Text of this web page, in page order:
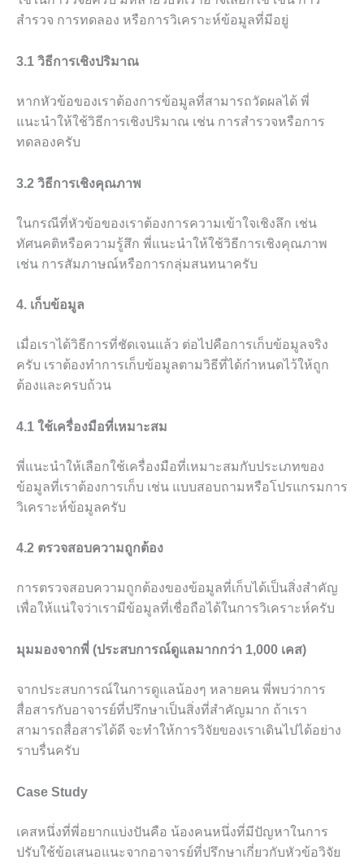
สำรวจ การทดลอง หรือการวิเคราะห์ข้อมูลที่มีอยู่
3.1 วิธีการเชิงปริมาณ
หากหัวข้อของเราต้องการข้อมูลที่สามารถวัดผลได้ พี่
แนะนำให้ใช้วิธีการเชิงปริมาณ เช่น การสำรวจหรือการ
ทดลองครับ
3.2 วิธีการเชิงคุณภาพ
ในกรณีที่หัวข้อของเราต้องการความเข้าใจเชิงลึก เช่น
ทัศนคติหรือความรู้สึก พี่แนะนำให้ใช้วิธีการเชิงคุณภาพ
เช่น การสัมภาษณ์หรือการกลุ่มสนทนาครับ
4. เก็บข้อมูล
เมื่อเราได้วิธีการที่ชัดเจนแล้ว ต่อไปคือการเก็บข้อมูลจริง
ครับ เราต้องทำการเก็บข้อมูลตามวิธีที่ได้กำหนดไว้ให้ถูก
ต้องและครบถ้วน
4.1 ใช้เครื่องมือที่เหมาะสม
พี่แนะนำให้เลือกใช้เครื่องมือที่เหมาะสมกับประเภทของ
ข้อมูลที่เราต้องการเก็บ เช่น แบบสอบถามหรือโปรแกรมการ
วิเคราะห์ข้อมูลครับ
4.2 ตรวจสอบความถูกต้อง
การตรวจสอบความถูกต้องของข้อมูลที่เก็บได้เป็นสิ่งสำคัญ
เพื่อให้แน่ใจว่าเรามีข้อมูลที่เชื่อถือได้ในการวิเคราะห์ครับ
มุมมองจากพี่ (ประสบการณ์ดูแลมากกว่า 1,000 เคส)
จากประสบการณ์ในการดูแลน้องๆ หลายคน พี่พบว่าการ
สื่อสารกับอาจารย์ที่ปรึกษาเป็นสิ่งที่สำคัญมาก ถ้าเรา
สามารถสื่อสารได้ดี จะทำให้การวิจัยของเราเดินไปได้อย่าง
ราบรื่นครับ
Case Study
เคสหนึ่งที่พี่อยากแบ่งปันคือ น้องคนหนึ่งที่มีปัญหาในการ
ปรับใช้ข้อเสนอแนะจากอาจารย์ที่ปรึกษาเกี่ยวกับหัวข้อวิจัย